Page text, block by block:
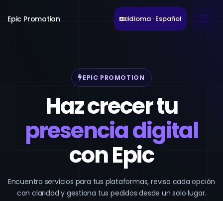
Epic Promotion Idioma · Español
EPIC PROMOTION
Haz crecer tu
presencia digital
con Epic
Encuentra servicios para tus plataformas, revisa cada opción
con claridad y gestiona tus pedidos desde un solo lugar.